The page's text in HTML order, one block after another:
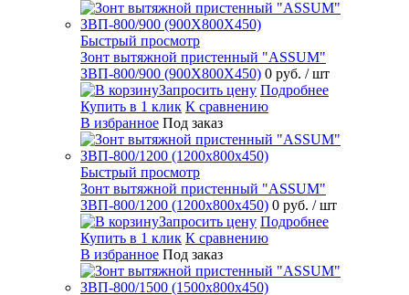
Быстрый просмотр
Зонт вытяжной пристенный "ASSUM"
ЗВП-800/900 (900Х800Х450) 0 руб. / шт
Запросить цену Подробнее
Купить в 1 клик К сравнению
В избранное Под заказ
Быстрый просмотр
Зонт вытяжной пристенный "ASSUM"
ЗВП-800/1200 (1200х800х450) 0 руб. / шт
Запросить цену Подробнее
Купить в 1 клик К сравнению
В избранное Под заказ